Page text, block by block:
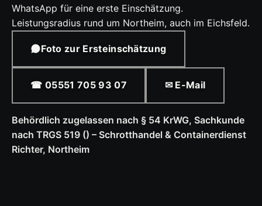
WhatsApp für eine erste Einschätzung.
Leistungsradius rund um Northeim, auch im Eichsfeld.
Foto zur Ersteinschätzung
☎ 05551 705 93 07 ✉ E-Mail
Behördlich zugelassen nach § 54 KrWG, Sachkunde
nach TRGS 519 () – Schrotthandel & Containerdienst
Richter, Northeim